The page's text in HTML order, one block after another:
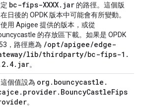
bc-fips-XXXX. jar 的路徑。這個版
日後的 OPDK 版本中可能會有所變動。
用 Apigee 提供的版本，或從
的存放區下載。如果是 OPDK
，路徑應為 /opt/apigee/edge-
/lib/thirdparty/bc-fips-1 .
2. 4. jar。
個值設為 org . bouncycastle .
. provider. BouncyCastleFips
。